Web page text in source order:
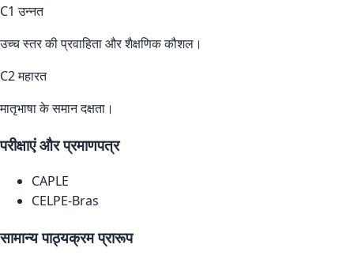
C1 उन्नत
उच्च स्तर की प्रवाहिता और शैक्षणिक कौशल।
C2 महारत
मातृभाषा के समान दक्षता।
परीक्षाएं और प्रमाणपत्र
CAPLE
CELPE-Bras
सामान्य पाठ्यक्रम प्रारूप